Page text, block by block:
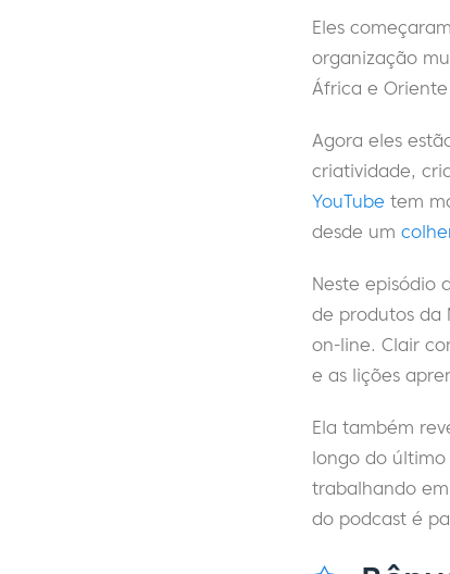
Eles
organização
África e Oriente
Agora eles
criatividade,
YouTube tem
desde um
Neste episódio
de produtos da
on-line. Clair
e as lições
Ela também
longo do
trabalhando
do podcast é